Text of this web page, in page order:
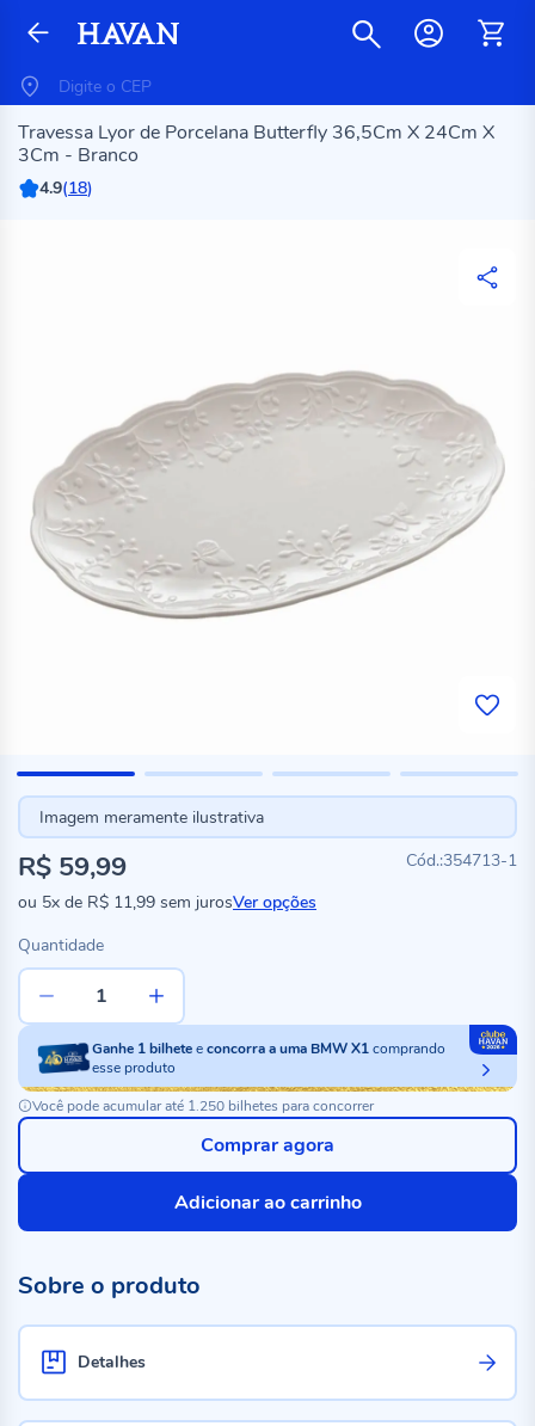
Travessa Lyor de Porcelana Butterfly 36,5Cm X 24Cm X
3Cm - Branco
4.9(18)
Imagem meramente ilustrativa
354713-1
R$ 59,99
ou 5x de R$ 11,99 sem jurosVer opções
Quantidade
Ganhe 1bilheteeconcorra a uma BMW X1comprando
esse produto
Você pode acumular até 1.250 bilhetes para concorrer
Adicionar ao carrinho
Comprar agora
Sobre o produto
Detalhes